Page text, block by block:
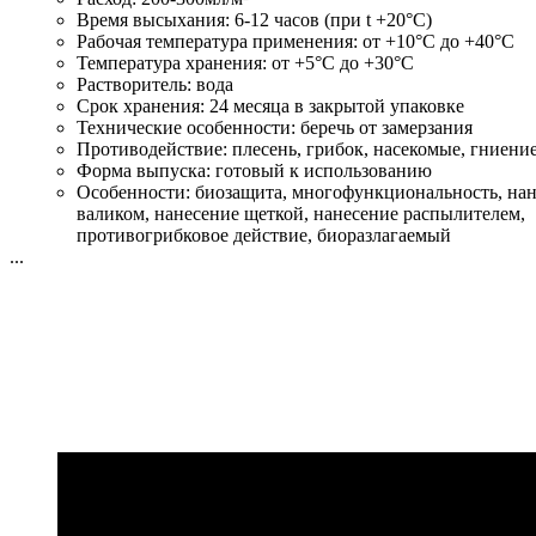
Время высыхания: 6-12 часов (при t +20°С)
Рабочая температура применения: от +10°C до +40°C
Температура хранения: от +5°C до +30°C
Растворитель: вода
Срок хранения: 24 месяца в закрытой упаковке
Технические особенности: беречь от замерзания
Противодействие: плесень, грибок, насекомые,
Форма выпуска: готовый к использованию
Особенности: биозащита, многофункциональность,
валиком, нанесение щеткой, нанесение распылителем,
противогрибковое действие, биоразлагаемый
...